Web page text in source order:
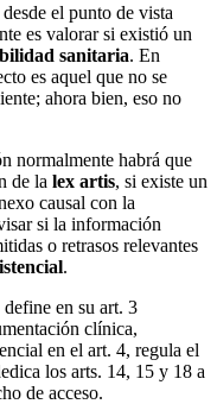
el punto de vista
es valorar si existió un
sanitaria. En
es aquel que no se
ahora bien, eso no
normalmente habrá que
de la lex artis, si existe un
causal con la
si la información
o retrasos relevantes
.
define en su art. 3
clínica,
en el art. 4, regula el
los arts. 14, 15 y 18 a
de acceso.